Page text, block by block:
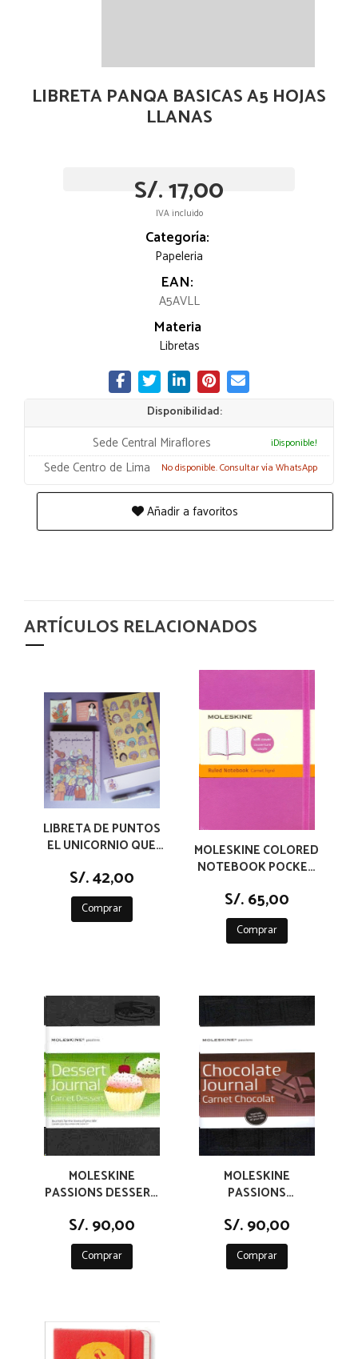
LIBRETA PANQA BASICAS A5 HOJAS
LLANAS
S/. 17,00
IVA incluido
Categoría:
Papeleria
EAN:
A5AVLL
Materia
Libretas
Disponibilidad:
Sede Central Miraflores ¡Disponible!
Sede Centro de Lima No disponible. Consultar vía WhatsApp
Añadir a favoritos
ARTÍCULOS RELACIONADOS
LIBRETA DE PUNTOS
EL UNICORNIO QUE
S/. 42,00
Comprar
MOLESKINE COLORED
NOTEBOOK POCKET
PURPLE
S/. 65,00
Comprar
MOLESKINE
PASSIONS DESSERT
S/. 90,00
Comprar
MOLESKINE
PASSIONS
S/. 90,00
Comprar